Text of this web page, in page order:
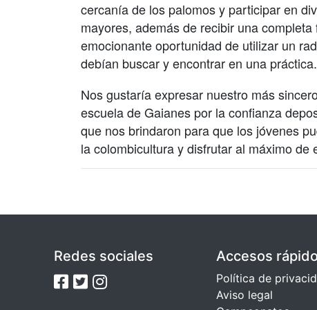
cercanía de los palomos y participar en
mayores, además de recibir una
emocionante oportunidad de utilizar un
debían buscar y encontrar en una práctica.
Nos gustaría expresar nuestro más
escuela de Gaianes por la confianza
que nos brindaron para que los jóvenes
la colombicultura y disfrutar al máximo de
Redes sociales Accesos
Política de
Aviso legal